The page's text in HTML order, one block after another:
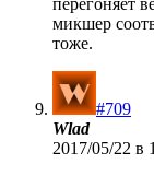
перегоняет
микшер
тоже.
#709
Wlad
2017/05/22 в